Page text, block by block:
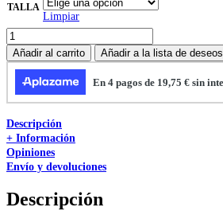
TALLA
Limpiar
Pantalón
Fortuna
cantidad
Añadir al carrito Añadir a la lista de deseos
Descripción
+ Información
Opiniones
Envío y devoluciones
Descripción